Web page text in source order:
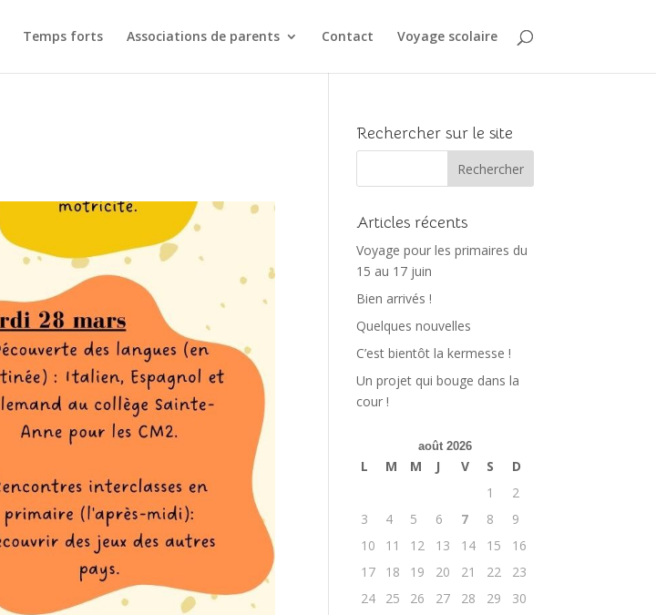
Temps forts Associations de parents Contact Voyage scolaire
Rechercher sur le site
Articles récents
Voyage pour les primaires du
15 au 17 juin
Bien arrivés !
Quelques nouvelles
C’est bientôt la kermesse !
Un projet qui bouge dans la
cour !
août 2026
L M M J V S
D
1
2
3
4 5 6 7 8
9
10
11 12 13 14 15
16
17
18 19 20 21 22
23
24
25 26 27 28 29
30